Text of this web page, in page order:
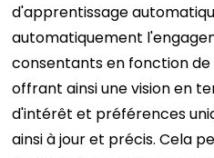
d'apprentissage
automatiquement
consentants en fonction de
offrant ainsi une vision en
d'intérêt et préférences
ainsi à jour et précis. Cela